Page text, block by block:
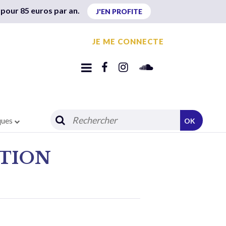
85 euros par an. J'EN PROFITE
JE ME CONNECTE
OK